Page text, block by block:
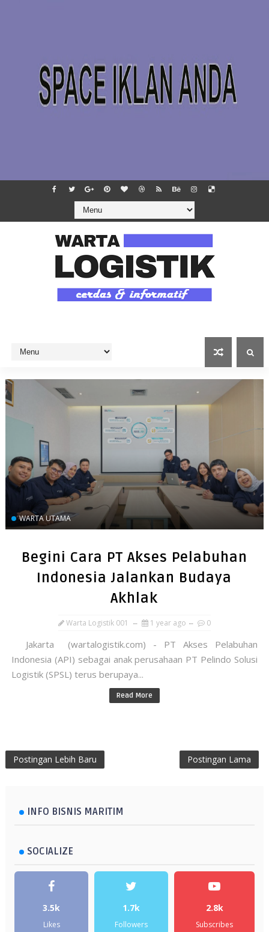
WARTA UTAMA
Begini Cara PT Akses Pelabuhan
Indonesia Jalankan Budaya
Akhlak
Warta Logistik 001 1 year ago 0
Jakarta (wartalogistik.com) - PT Akses Pelabuhan
Indonesia (API) sebagai anak perusahaan PT Pelindo Solusi
Logistik (SPSL) terus berupaya...
Read More
Postingan Lebih Baru Postingan Lama
INFO BISNIS MARITIM
SOCIALIZE
3.5k
Likes
1.7k
Followers
2.8k
Subscribes